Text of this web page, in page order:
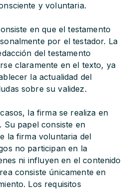
y voluntaria.
en que el testamento
por el testador. La
del testamento
claramente en el texto, ya
la actualidad del
sobre su validez.
la firma se realiza en
Su papel consiste en
la firma voluntaria del
no participan en la
ni influyen en el contenido
consiste únicamente en
Los requisitos